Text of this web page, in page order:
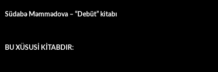
Südabə Məmmədova – “Debüt” kitabı
BU XÜSUSİ KİTABDIR: